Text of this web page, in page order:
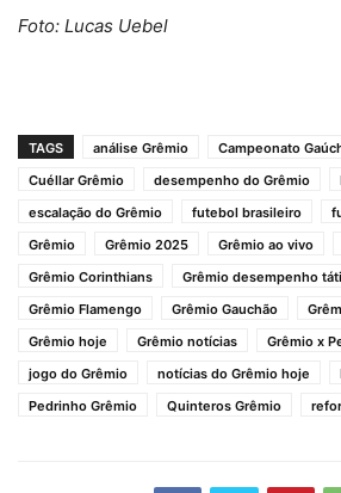
Foto: Lucas Uebel
TAGS análise Grêmio Campeonato
Cuéllar Grêmio
desempenho do Grêmio
escalação do Grêmio
futebol brasileiro
Grêmio
Grêmio 2025 Grêmio ao vivo
Grêmio Corinthians
Grêmio desempenho
Grêmio Flamengo
Grêmio Gauchão
Grêmio hoje
Grêmio notícias
Grêmio x
jogo do Grêmio
notícias do Grêmio hoje
Pedrinho Grêmio
Quinteros Grêmio